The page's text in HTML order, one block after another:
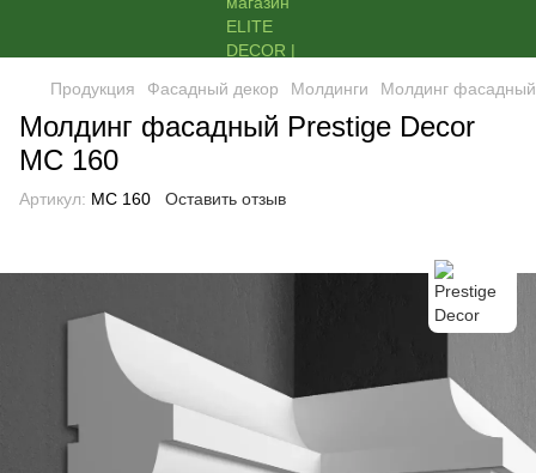
Продукция Фасадный декор Молдинги Молдинг
Молдинг фасадный Prestige Decor
MC 160
Артикул: MC 160 Оставить отзыв